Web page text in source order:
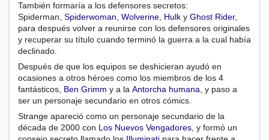
También formaría a los defensores secretos:
Spiderman, Spiderwoman, Wolverine, Hulk y Ghost Rider,
para después volver a reunirse con los defensores originales
y recuperar su título cuando terminó la guerra a la cual había
declinado.
Después de que los equipos se deshicieran ayudó en
ocasiones a otros héroes como los miembros de los 4
fantásticos, Ben Grimm y a la Antorcha humana, y paso a
ser un personaje secundario en otros cómics.
Strange apareció como un personaje secundario de la
década de 2000 con Los Nuevos Vengadores, y formó un